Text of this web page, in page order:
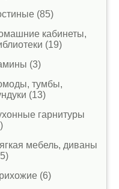
(85)
кабинеты,
(19)
(3)
тумбы,
(13)
гарнитуры
мебель, диваны
(6)